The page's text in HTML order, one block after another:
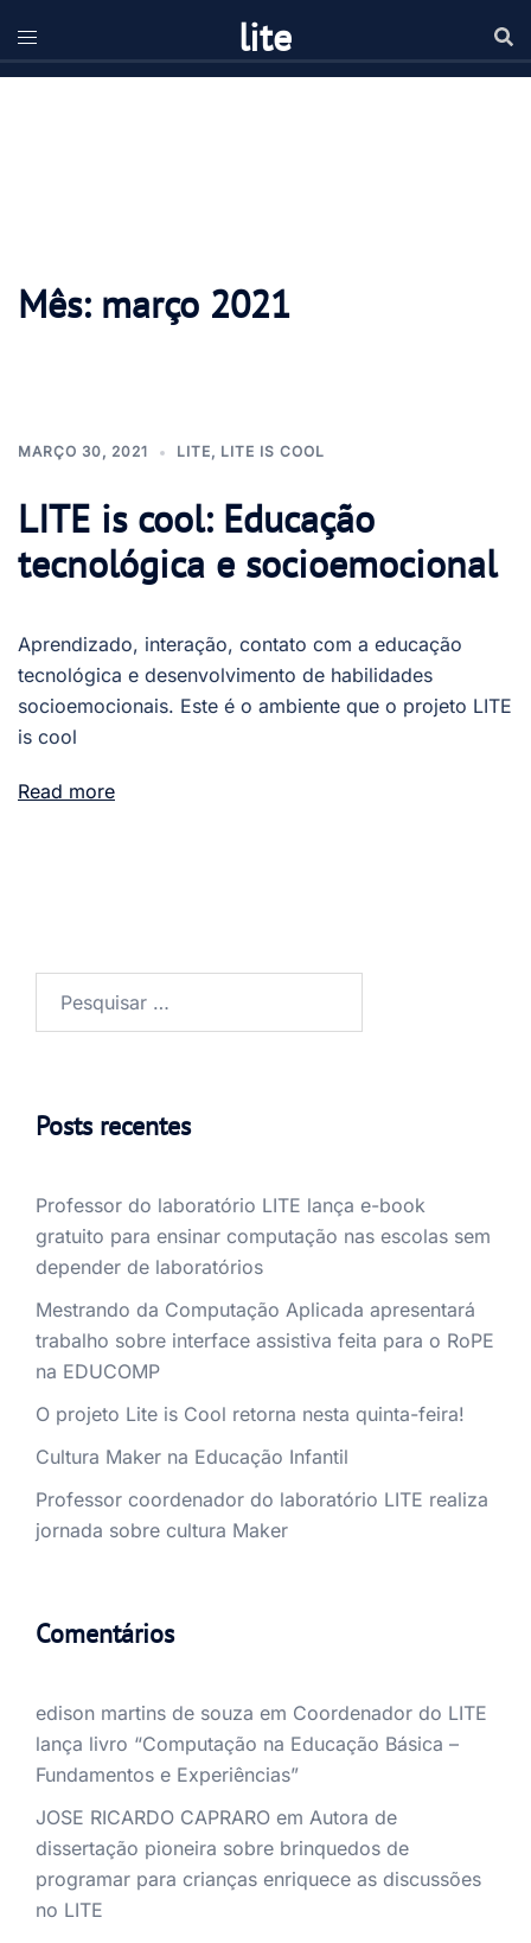
para
o
lite
Mês: março 2021
MARÇO 30, 2021 LITE, LITE IS COOL
LITE is cool: Educação
tecnológica e socioemocional
Aprendizado, interação, contato com a educação
tecnológica e desenvolvimento de habilidades
socioemocionais. Este é o ambiente que o projeto LITE
is cool
Read more
Posts recentes
Professor do laboratório LITE lança e-book
gratuito para ensinar computação nas escolas sem
depender de laboratórios
Mestrando da Computação Aplicada apresentará
trabalho sobre interface assistiva feita para o RoPE
na EDUCOMP
O projeto Lite is Cool retorna nesta quinta-feira!
Cultura Maker na Educação Infantil
Professor coordenador do laboratório LITE realiza
jornada sobre cultura Maker
Comentários
edison martins de souza em Coordenador do LITE
lança livro “Computação na Educação Básica –
Fundamentos e Experiências”
JOSE RICARDO CAPRARO em Autora de
dissertação pioneira sobre brinquedos de
programar para crianças enriquece as discussões
no LITE